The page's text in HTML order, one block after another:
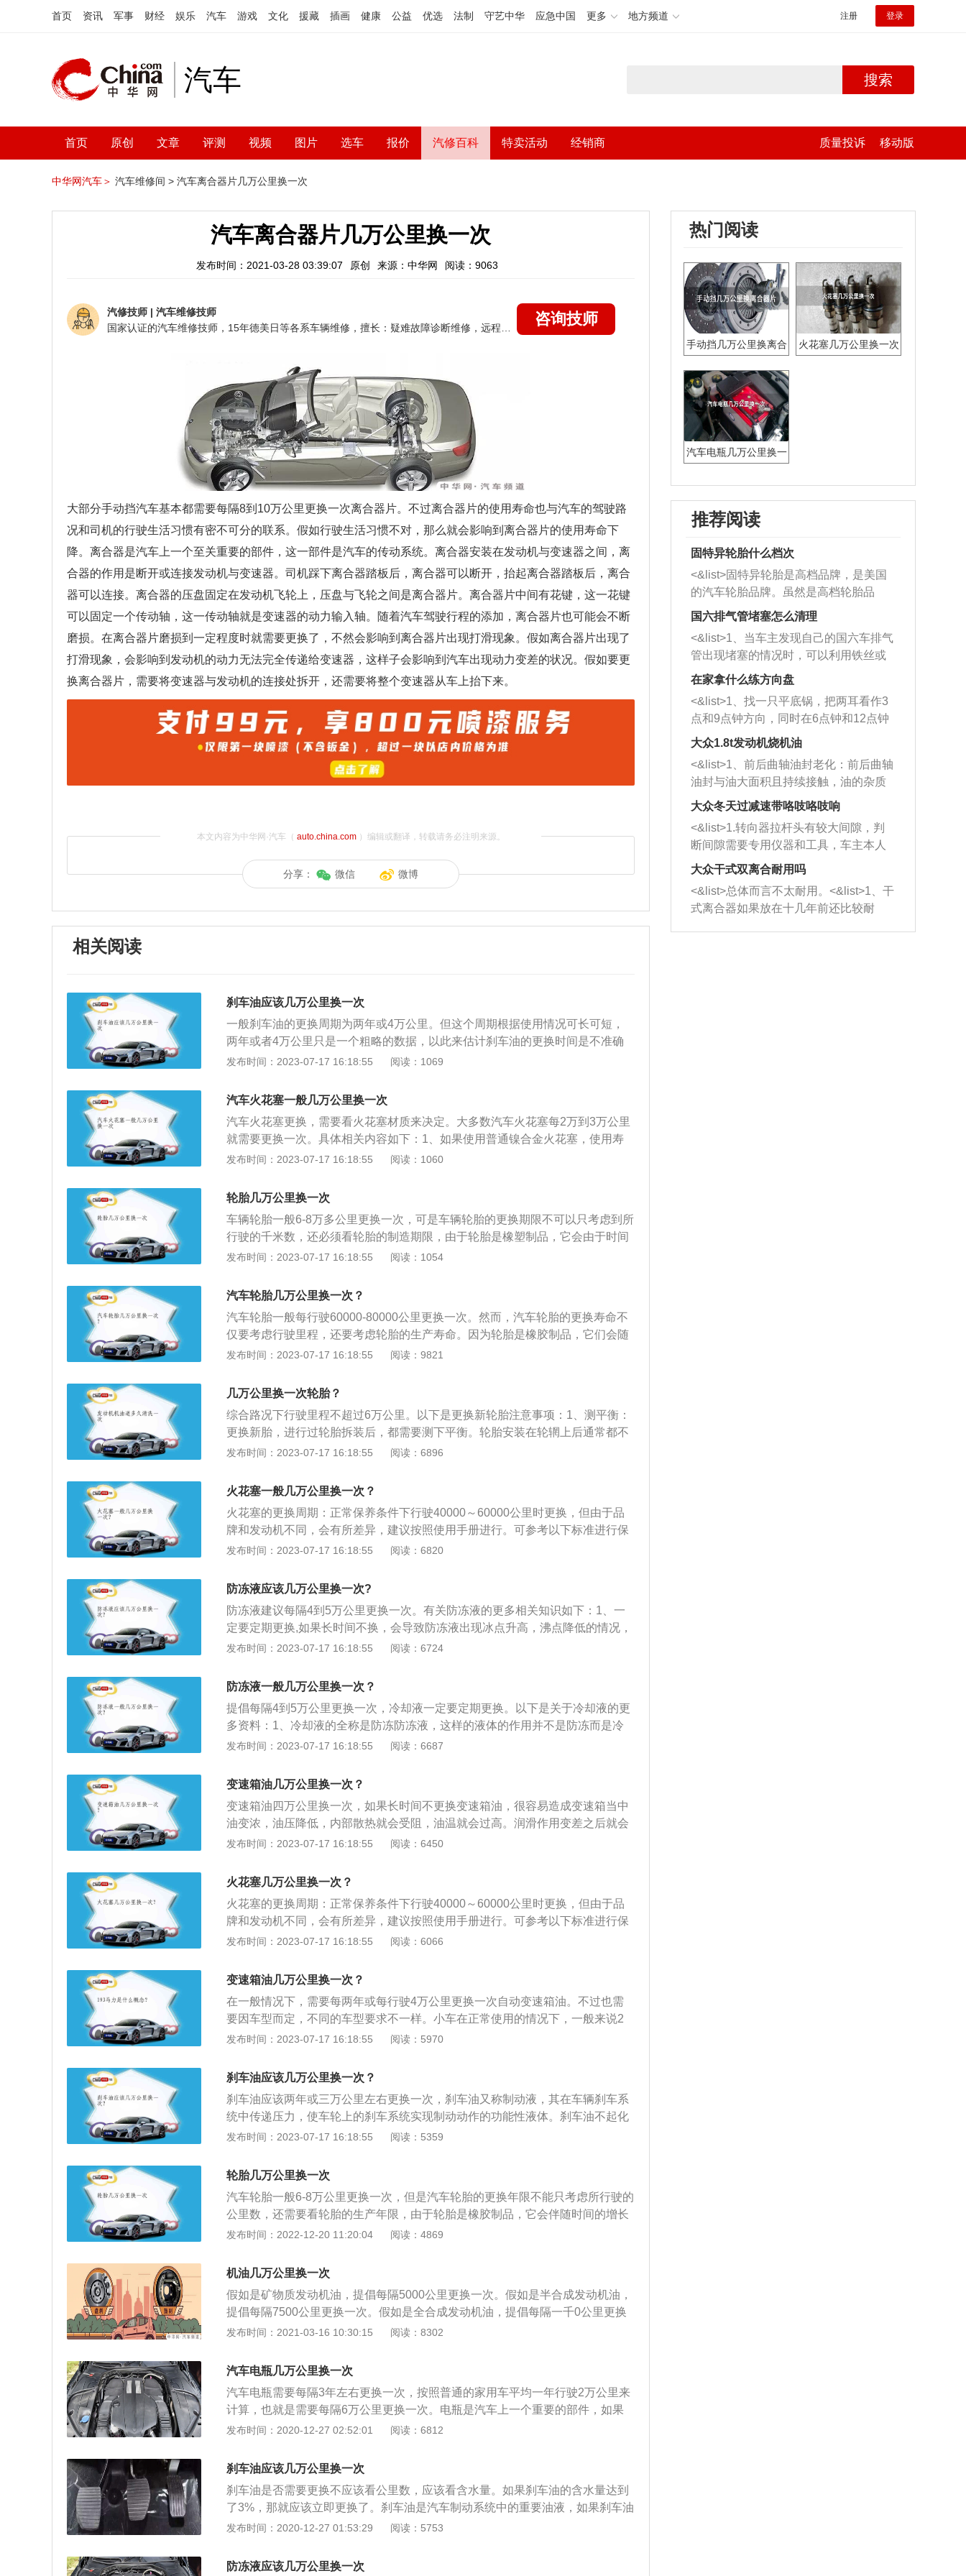
首页 资讯 军事 财经 娱乐 汽车 游戏 文化 援藏 插画 健康 公益 优选 法制 守艺中华 应急中国 更多 地方频道 注册 登录
汽车 搜索
首页 原创 文章 评测 视频 图片 选车 报价 汽修百科 特卖活动 经销商 质量投诉 移动版
中华网汽车＞ 汽车维修间 > 汽车离合器片几万公里换一次
汽车离合器片几万公里换一次
发布时间：2021-03-28 03:39:07 原创 来源：中华网 阅读：9063
汽修技师 | 汽车维修技师
咨询技师
大部分手动挡汽车基本都需要每隔8到10万公里更换一次离合器片。不过离合器片的使用寿命也与汽车的驾驶路
况和司机的行驶生活习惯有密不可分的联系。假如行驶生活习惯不对，那么就会影响到离合器片的使用寿命下
降。离合器是汽车上一个至关重要的部件，这一部件是汽车的传动系统。离合器安装在发动机与变速器之间，离
合器的作用是断开或连接发动机与变速器。司机踩下离合器踏板后，离合器可以断开，抬起离合器踏板后，离合
器可以连接。离合器的压盘固定在发动机飞轮上，压盘与飞轮之间是离合器片。离合器片中间有花键，这一花键
可以固定一个传动轴，这一传动轴就是变速器的动力输入轴。随着汽车驾驶行程的添加，离合器片也可能会不断
磨损。在离合器片磨损到一定程度时就需要更换了，不然会影响到离合器片出现打滑现象。假如离合器片出现了
打滑现象，会影响到发动机的动力无法完全传递给变速器，这样子会影响到汽车出现动力变差的状况。假如要更
换离合器片，需要将变速器与发动机的连接处拆开，还需要将整个变速器从车上抬下来。
本文内容为中华网·汽车（ auto.china.com）编辑或翻译，转载请务必注明来源。
分享： 微信 微博
相关阅读
刹车油应该几万公里换一次
一般刹车油的更换周期为两年或4万公里。但这个周期根据使用情况可长可短，
两年或者4万公里只是一个粗略的数据，以此来估计刹车油的更换时间是不准确
的，具体应该以我们汽车的油况为准。刹车油的更换周期，各个品牌的车官方规
手册。现在的汽车都是液压制动系统。当我们用脚踩刹车踏板时，增压泵可以增
加制动力。制动总泵将制动油从油箱中抽出，控制阀将制动油分配到各制动油管
的制动分泵。之后，制动油将推动从动油缸中的活塞，使制动片摩擦制动盘，这
就是刹车的原理。最重要的一点是，刹车油不同于其他油，它有吸水性，长时间
后可能会与水混合，可能会造成影响。刹车油的体积会随着温度的变化而变化。
分会被制动液吸收或溶解。一旦发生这种情况，制动距离将延长，制动器将变
软。
发布时间：2023-07-17 16:18:55 阅读：1069
汽车火花塞一般几万公里换一次
汽车火花塞更换，需要看火花塞材质来决定。大多数汽车火花塞每2万到3万公里
就需要更换一次。具体相关内容如下：1、如果使用普通镍合金火花塞，使用寿
命短，一般都是车辆行驶里程达到2万到3万公里更换。2、如果使用铂金火花
般都是车辆行驶里程达到8万公里左右更换。4、如果使用铱铂金火花塞，使用寿
命长，性能稳定，一般都是车辆行驶里程达到12万公里左右更换。如果在使用车
辆的过程中，发现怠速期间有出现明显抖动、启动困难、动力不足、油耗量上升
等现象，此时就需要考虑是火花塞故障造成。建议及时检查，尽快更换全新的火
花塞，以免对发动机性能造成影响。建议平时用车时定期更换火花塞。火花塞是
发布时间：2023-07-17 16:18:55 阅读：1060
轮胎几万公里换一次
车辆轮胎一般6-8万多公里更换一次，可是车辆轮胎的更换期限不可以只考虑到所
行驶的千米数，还必须看轮胎的制造期限，由于轮胎是橡塑制品，它会由于时间
的提高而产生老化状况，一般轮胎产生老化的时间段在4-5年中间。换句话说，轮
老化了。以下是较为常用的分辨轮胎是不是必须更换的方式:磨损水平:最立即的分
辨办法便是观查轮胎的磨损水平，基本上每一个轮胎都是会有设定一个磨损标
识。一般小汽车轮胎的磨损标识高度为1.6mm(这一高度也是法律规定的轮胎最少
管沟深层)，载重量轮胎上的磨损标识高度为2.4mm。假如发觉磨损标识和胎面一
样齐得话，就表明轮胎早已磨损得差不多了，应立即将其更换。轮胎起包或裂缝:
漏气乃至立即轮胎爆胎的状况，要清楚在车辆行驶时产生轮胎爆胎是十分凶险
的，因此一定要立即更换。次之，假如轮胎以前发生过猛烈撞击，造成胎面或是
胎侧有一条很深的裂缝，此刻也是必须开展更换的。
发布时间：2023-07-17 16:18:55 阅读：1054
汽车轮胎几万公里换一次？
汽车轮胎一般每行驶60000-80000公里更换一次。然而，汽车轮胎的更换寿命不
仅要考虑行驶里程，还要考虑轮胎的生产寿命。因为轮胎是橡胶制品，它们会随
着时间的增长自然老化。轮胎的老化时间一般在4-5年之间。换言之，即使在6年
根据实际使用情况判断是否更换轮胎。如果不及时更换老化的轮胎，发生交通事
故的概率会比较高。
发布时间：2023-07-17 16:18:55 阅读：9821
几万公里换一次轮胎？
综合路况下行驶里程不超过6万公里。以下是更换新轮胎注意事项：1、测平衡：
更换新胎，进行过轮胎拆装后，都需要测下平衡。轮胎安装在轮辋上后通常都不
可能完全的均匀分布重量，使用平衡机测试轮胎轮辋在运动情况下的平衡性，在
嘴：更换新胎时需更换新的气门嘴。因为气门嘴属于橡胶制品，时间长了是会有
老化问题。当换上新轮胎时，可能当时气门嘴不会有什么问题，但在新轮胎的使
用周期内，气门嘴可能会提前老化，造成安全隐患。3、检查胎压：注意经常检
查胎压，避免压力过高或者过低，都会对行驶造成不好的影响。
发布时间：2023-07-17 16:18:55 阅读：6896
火花塞一般几万公里换一次？
火花塞的更换周期：正常保养条件下行驶40000～60000公里时更换，但由于品
牌和发动机不同，会有所差异，建议按照使用手册进行。可参考以下标准进行保
养更换：铂金火花塞在4万公里更换，普通的镍合金火花塞2万公里更换，铱金火
外观颜色观察判断火花塞的使用状况。正常火花塞的绝缘体裙部及电极呈灰白
色、灰黄色或浅棕色。工作正常的火花塞其绝缘体裙部为赤褐色，电极间隙在0.8
-0.9mm之间，电极无烧损迹象。如果火花塞有油污或沉积物，火花塞本身并没有
损坏，清除油污和沉积物后可以继续使用。如果火花塞损坏严重，顶端出现起
疤、黑色纹路、破裂、电极熔化等现象，则应找出损坏的原因，排除故障后，更
错或混合气浓，机油上窜。
发布时间：2023-07-17 16:18:55 阅读：6820
防冻液应该几万公里换一次?
防冻液建议每隔4到5万公里更换一次。有关防冻液的更多相关知识如下：1、一
定要定期更换,如果长时间不换，会导致防冻液出现冰点升高，沸点降低的情况，
这样会影响发动机的正常运行。2、在更换防冻液时，一定要将旧的防冻液放干
些），添加时应确认该产品在有效期之内，过期防冻液会影响发动机运行。
发布时间：2023-07-17 16:18:55 阅读：6724
防冻液一般几万公里换一次？
提倡每隔4到5万公里更换一次，冷却液一定要定期更换。以下是关于冷却液的更
多资料：1、冷却液的全称是防冻防冻液，这样的液体的作用并不是防冻而是冷
却。2、水冷发动机是依靠冷却液在发动机内不断循环进行散热，在发动机工作
循环时可以带走多余的热量。3、冷却液在发动机内有两条循环路径，一条是大
循环，另外一条是小循环，当发动机刚起动时温度相当低，这个时候冷却液会进
行小循环，冷却液进行小循环的情况下不会经过散热器散热，这样子有利于发动
机很快的升温。
发布时间：2023-07-17 16:18:55 阅读：6687
变速箱油几万公里换一次？
变速箱油四万公里换一次，如果长时间不更换变速箱油，很容易造成变速箱当中
油变浓，油压降低，内部散热就会受阻，油温就会过高。润滑作用变差之后就会
导致部件快速磨损，变速箱内部零件因此会受到损坏，变速箱以及传动装置的寿
装置寿命的作用，具有抗低温于低温时也能进行极有效的润滑效果，在严苛操作
条件下减少油品损失。根据变速箱结构的不同，变速箱油又分为自动变速箱油和
手动变速箱油。
发布时间：2023-07-17 16:18:55 阅读：6450
火花塞几万公里换一次？
火花塞的更换周期：正常保养条件下行驶40000～60000公里时更换，但由于品
牌和发动机不同，会有所差异，建议按照使用手册进行。可参考以下标准进行保
养更换：铂金火花塞在4万公里更换，普通的镍合金火花塞2万公里更换，铱金火
外观颜色观察判断火花塞的使用状况。正常火花塞的绝缘体裙部及电极呈灰白
色、灰黄色或浅棕色。工作正常的火花塞其绝缘体裙部为赤褐色，电极间隙在0.8
-0.9mm之间，电极无烧损迹象。如果火花塞有油污或沉积物，火花塞本身并没有
损坏，清除油污和沉积物后可以继续使用。如果火花塞损坏严重，顶端出现起
疤、黑色纹路、破裂、电极熔化等现象，则应找出损坏的原因，排除故障后，更
错或混合气浓，机油上窜。
发布时间：2023-07-17 16:18:55 阅读：6066
变速箱油几万公里换一次？
在一般情况下，需要每两年或每行驶4万公里更换一次自动变速箱油。不过也需
要因车型而定，不同的车型要求不一样。小车在正常使用的情况下，一般来说2
万公里以内更换。注意事项：如果一个时期以来，汽车挂挡明显生涩，大不如以
万，都必须是及时更换变速箱油。否则会加剧变速箱齿轮的摩擦，使爱车过早进
入大修期。
发布时间：2023-07-17 16:18:55 阅读：5970
刹车油应该几万公里换一次？
刹车油应该两年或三万公里左右更换一次，刹车油又称制动液，其在车辆刹车系
统中传递压力，使车轮上的刹车系统实现制动动作的功能性液体。刹车油不起化
学作用，不受高温的影响，对金属和橡胶不会产生腐蚀、软化、膨胀的影响。刹
刹车，会腐蚀刹车管路；2、导致防抱死刹车液压总成的内部阀门损坏、刹车泵
里的皮碗和活塞磨损，造成刹车油混浊。
发布时间：2023-07-17 16:18:55 阅读：5359
轮胎几万公里换一次
汽车轮胎一般6-8万公里更换一次，但是汽车轮胎的更换年限不能只考虑所行驶的
公里数，还需要看轮胎的生产年限，由于轮胎是橡胶制品，它会伴随时间的增长
而发生自然老化现象，一般轮胎发生老化的时间在4-5年之间。也就是说，轮胎6
化了的轮胎如果不及时更换，那么发生交通事故的概率就会比较大。当然，轮胎
的使用年限判断标准远不止这些，要根据实际的使用情况来判断是否需要更换。
下列是比较常见的判断轮胎是否需要更换的方法：最直接的判断方法就是观察轮
胎的磨损程度，基本每个轮胎都会有设置一个磨损标记。一般轿车轮胎的磨损标
记高度为1.6毫米(这个高度也是法定的轮胎最小沟槽深度)，载重轮胎上的磨损标
差不多了，应及时将其更换。轮胎一旦出现鼓包的话，那么受损部位的橡胶是十
分之薄的，非常容易出现漏气甚至直接爆胎的情况，要知道在汽车行驶时发生爆
胎是十分危险的，所以一定要及时更换。其次，如果轮胎之前出现过猛烈撞击，
较大或者修补次数太多的话，是直接影响到行车安全的，这时候补胎已经无济于
大的几率会发生爆胎的状况，需及时更换。
发布时间：2022-12-20 11:20:04 阅读：4869
机油几万公里换一次
假如是矿物质发动机油，提倡每隔5000公里更换一次。假如是半合成发动机油，
提倡每隔7500公里更换一次。假如是全合成发动机油，提倡每隔一千0公里更换
一次。发动机油对汽车的发动机来说是十分至关重要的，发动机油在发动机内不
时，发动机油会在发动机内各个部件表层形成一层油膜，这样子可以避免发动机
内的各个部件直接接触造成摩擦。 假如发动机内的各个部件直接接触造成摩擦，
会加剧发动机的磨损，也可能会影响到发动机过热。 假如发动机在过热状态下持
续运转，会影响到发动机受到严重的损坏。 随着使用时间的添加，发动机油的每
一项性能也可能会下降，理所当然发动机油是需要定期更换的。 假如长时间不更
油，而且在每次更换发动机油时基本都要将发动机油滤芯一块更换掉。 发动机油
滤芯功能作用是过滤发动机油的，假如沒有发动机油滤芯，那发动机油用了一段
时间后也可能会变脏。 在购买发动机油和发动机油滤芯时，一定要从正规渠道购
发布时间：2021-03-16 10:30:15 阅读：8302
汽车电瓶几万公里换一次
汽车电瓶需要每隔3年左右更换一次，按照普通的家用车平均一年行驶2万公里来
计算，也就是需要每隔6万公里更换一次。电瓶是汽车上一个重要的部件，如果
没有电瓶汽车是无法正常运行的。在没有启动发动机时，是电瓶给全车电子设备
油供给系统等都是需要运行的，这些系统的运行是离不开电的。如果电瓶没电
了，那汽车的发动机是无法启动的。在启动发动机后，发动机会带动发电机运
行，发电机运行时可以给电瓶充电，并且可以给汽车上所有的电子设备供电。电
瓶是一个易损件，随着充放电次数的增加，电瓶的性能也会不断降低。在充电和
放电时，电瓶中的离子会在电解液中移动，部分离子在电解液中移动使会与电解
以电瓶是需要定期更换的。如果可以保持正确的用车习惯，那是可以有效延长电
发布时间：2020-12-27 02:52:01 阅读：6812
刹车油应该几万公里换一次
刹车油是否需要更换不应该看公里数，应该看含水量。如果刹车油的含水量达到
了3%，那就应该立即更换了。刹车油是汽车制动系统中的重要油液，如果刹车油
含水量过高，会导致制动力降低制动距离延长。建议大家在每次保养时都检测一
行驶稳定性和行驶安全性。刹车系统主要是由真空助力泵，制动总泵，制动分
发布时间：2020-12-27 01:53:29 阅读：5753
防冻液应该几万公里换一次
热门阅读
手动挡几万公里换离合
火花塞几万公里换一次
汽车电瓶几万公里换一
推荐阅读
固特异轮胎什么档次
<&list>固特异轮胎是高档品牌，是美国
的汽车轮胎品牌。虽然是高档轮胎品
牌，但是中高低端的轮胎都有生产，这
也是为了更好的开拓市场。
国六排气管堵塞怎么清理
<&list>1、当车主发现自己的国六车排气
管出现堵塞的情况时，可以利用铁丝或
者是细棍，直接将杂物给取出来，如果
堵塞情况比较严重，也可以采取应急措
施。 <&list>2、直接利用木棍将所有的
杂物推到排气管里面的位置处，然后将
三元催化器拆解开，就可以将堵塞的东
西取出来。但如果是因为积碳过多引起
的堵塞，就需要将三元催化器泡在草酸
洗剂对堵塞的情况得到解决，将清洗剂
放在燃油箱中，与燃油混合后，车辆启
动时，就可以和汽油一起进入到燃烧
室，最后形成废气排出，就可以让三元
催化器得到清洗，排气管堵塞的情况就
能够得到解决。
在家拿什么练方向盘
<&list>1、找一只平底锅，把两耳看作3
点和9点钟方向，同时在6点钟和12点钟
方向做一个标记。 <&list>2、双手握住
一圈半的练习，往右同样也要打相同的
圈数。 <&list>3、最后强调要反复练
习，这样就可以形成肌肉记忆，在真实
驾驶车辆时，不需要记忆也能打好方
向。
大众1.8t发动机烧机油
<&list>1、前后曲轴油封老化：前后曲轴
油封与油大面积且持续接触，油的杂质
和发动机内持续温度变化使其密封效果
逐渐减弱，导致渗油或漏油。<&list>2、
活塞间隙过大：积碳会使活塞环与缸体
的间隙扩大，导致机油流入燃烧室中，
造成烧机油。<&list>3、机油粘度。使用
机油粘度过小的话，同样会有烧机油现
象，机油粘度过小具有很好的流动性，
大众冬天过减速带咯吱咯吱响
<&list>1.转向器拉杆头有较大间隙，判
断间隙需要专用仪器和工具，车主本人
无法制作，需要将车辆送到修理厂或4s
店；<&list>2.车辆半轴套管防尘罩破
裂，破裂后会出现漏油现象，使半轴磨
损严重，磨损的半轴容易损坏，产生异
响；<&list>3.稳定器的转向胶套和球头
大众干式双离合耐用吗
<&list>总体而言不太耐用。<&list>1、干
式离合器如果放在十几年前还比较耐